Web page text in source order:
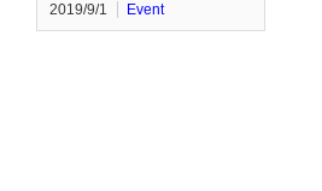
2019/9/1 Event